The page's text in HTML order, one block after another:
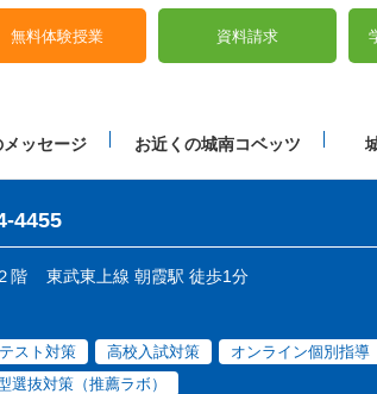
無料体験授業 資料請求
ッセージ お近くの城南コベッツ
4455
階
東武東上線 朝霞駅 徒歩1分
スト対策 高校入試対策
オンライン個別指導
選抜対策（推薦ラボ）